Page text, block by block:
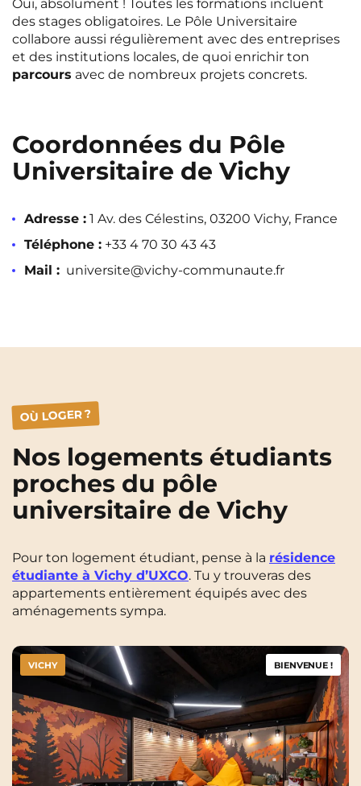
Oui, absolument ! Toutes les formations incluent
des stages obligatoires. Le Pôle Universitaire
collabore aussi régulièrement avec des entreprises
et des institutions locales, de quoi enrichir ton
parcours avec de nombreux projets concrets.
Coordonnées du Pôle
Universitaire de Vichy
Adresse : 1 Av. des Célestins, 03200 Vichy, France
Téléphone : +33 4 70 30 43 43
Mail : universite@vichy-communaute.fr
OÙ LOGER ?
Nos logements étudiants
proches du pôle
universitaire de Vichy
Pour ton logement étudiant, pense à la résidence
étudiante à Vichy d’UXCO. Tu y trouveras des
appartements entièrement équipés avec des
aménagements sympa.
VICHY BIENVENUE !